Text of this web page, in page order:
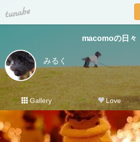
tuna.be
macomoの日々
みるく
Gallery Love